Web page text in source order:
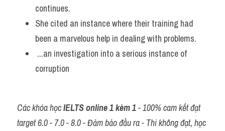
continues.
She cited an instance where their training had
been a marvelous help in dealing with problems.
...an investigation into a serious instance of
corruption
Các khóa học IELTS online 1 kèm 1 - 100% cam kết đạt
target 6.0 - 7.0 - 8.0 - Đảm bảo đầu ra - Thi không đạt, học